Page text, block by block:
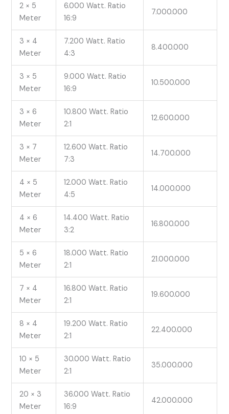
2 × 5
Meter
6.000 Watt. Ratio
16:9
7.000.000
3 × 4
Meter
7.200 Watt. Ratio
4:3
8.400.000
3 × 5
Meter
9.000 Watt. Ratio
16:9
10.500.000
3 × 6
Meter
10.800 Watt. Ratio
2:1
12.600.000
3 × 7
Meter
12.600 Watt. Ratio
7:3
14.700.000
4 × 5
Meter
12.000 Watt. Ratio
4:5
14.000.000
4 × 6
Meter
14.400 Watt. Ratio
3:2
16.800.000
5 × 6
Meter
18.000 Watt. Ratio
2:1
21.000.000
7 × 4
Meter
16.800 Watt. Ratio
2:1
19.600.000
8 × 4
Meter
19.200 Watt. Ratio
2:1
22.400.000
10 × 5
Meter
30.000 Watt. Ratio
2:1
35.000.000
20 × 3
Meter
36.000 Watt. Ratio
16:9
42.000.000